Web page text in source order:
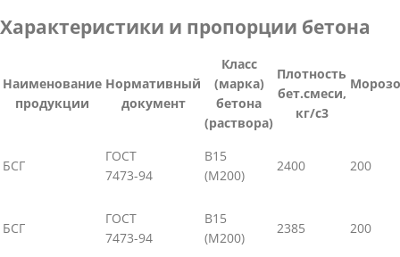
Характеристики и пропорции бетона
Наименование
продукции
Нормативный
документ
Класс
(марка)
бетона
(раствора)
Плотность
бет.смеси,
кг/с3
БСГ
ГОСТ
7473-94
В15
(М200)
2400 200
БСГ
ГОСТ
7473-94
В15
(М200)
2385 200